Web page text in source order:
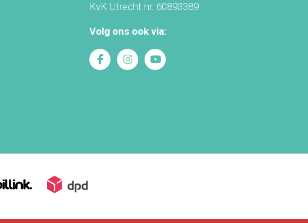
KvK Utrecht nr. 60893389
Volg ons ook via: